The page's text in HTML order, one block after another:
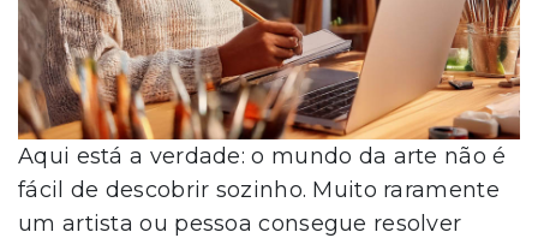
Aqui está a verdade: o mundo da arte não é
fácil de descobrir sozinho. Muito raramente
um artista ou pessoa consegue resolver